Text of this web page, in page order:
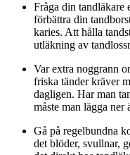
Fråga din tandläkare
förbättra din
karies. Att hålla
utläkning av
Var extra noggrann
friska tänder kräver
dagligen. Har man
måste man lägga ner
Gå på regelbundna
det blöder, svullnar,